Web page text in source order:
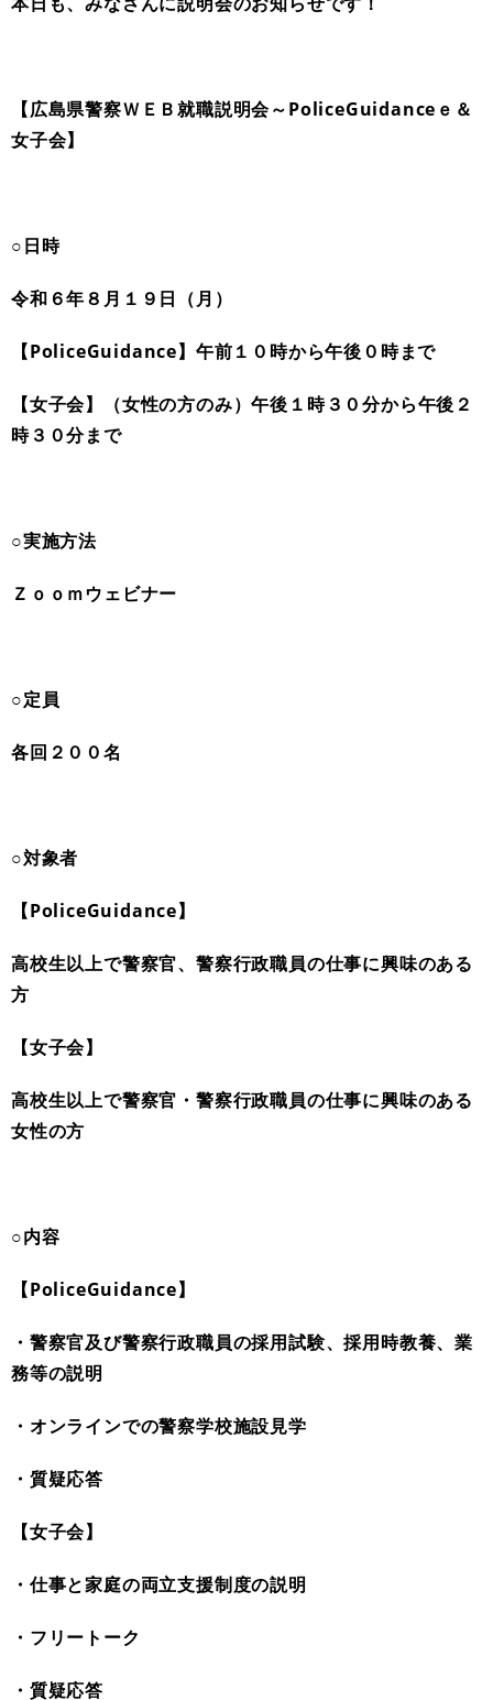
【広島県警察ＷＥＢ就職説明会～PoliceGuidanceｅ＆
女子会】
○日時
令和６年８月１９日（月）
【PoliceGuidance】午前１０時から午後０時まで
【女子会】（女性の方のみ）午後１時３０分から午後２
時３０分まで
○実施方法
Ｚｏｏｍウェビナー
○定員
各回２００名
○対象者
【PoliceGuidance】
高校生以上で警察官、警察行政職員の仕事に興味のある
方
【女子会】
高校生以上で警察官・警察行政職員の仕事に興味のある
女性の方
○内容
【PoliceGuidance】
・警察官及び警察行政職員の採用試験、採用時教養、業
務等の説明
・オンラインでの警察学校施設見学
・質疑応答
【女子会】
・仕事と家庭の両立支援制度の説明
・フリートーク
・質疑応答